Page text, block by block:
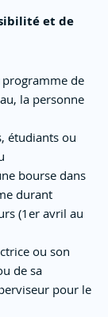
et de
de
la personne
étudiants ou
bourse dans
durant
(1er avril au
ou son
de sa
pour le